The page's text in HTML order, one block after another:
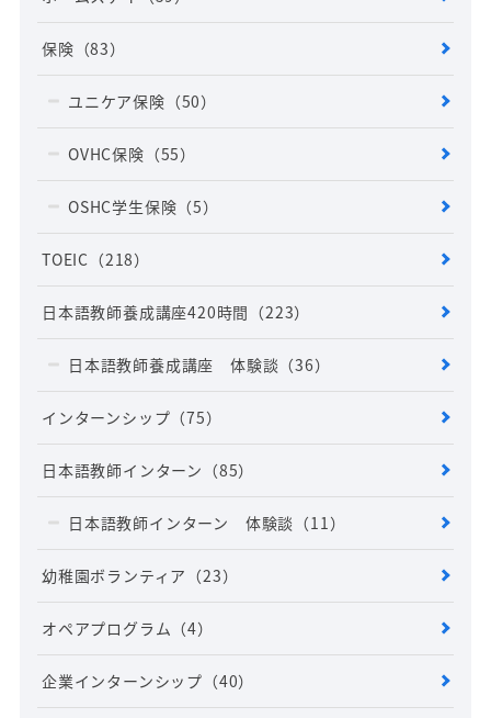
保険 （83）
ユニケア保険 （50）
OVHC保険 （55）
OSHC学生保険 （5）
TOEIC （218）
日本語教師養成講座420時間 （223）
日本語教師養成講座 体験談 （36）
インターンシップ （75）
日本語教師インターン （85）
日本語教師インターン 体験談 （11）
幼稚園ボランティア （23）
オペアプログラム （4）
企業インターンシップ （40）